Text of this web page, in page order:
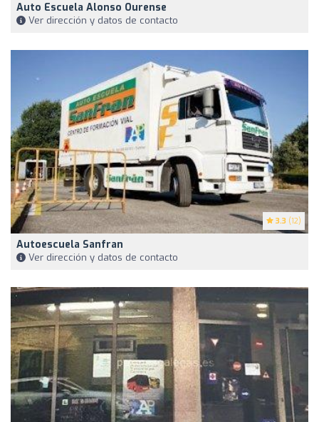
Auto Escuela Alonso Ourense
Ver dirección y datos de contacto
3.3 (12)
Autoescuela Sanfran
Ver dirección y datos de contacto